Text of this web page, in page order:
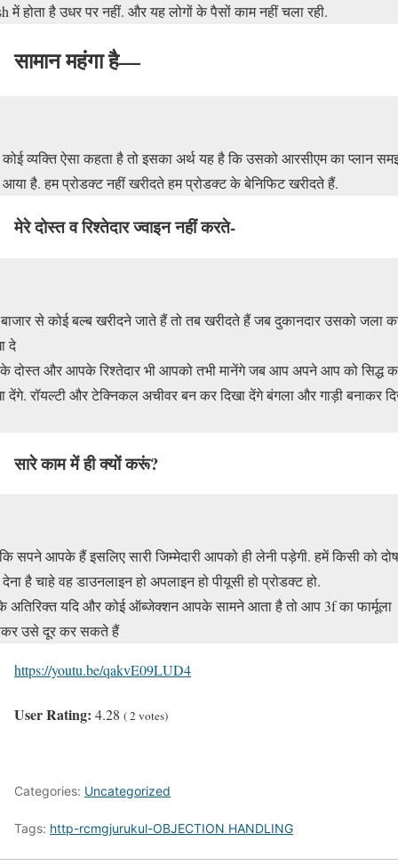
में होता है उधर पर नहीं. और यह लोगों के पैसों काम नहीं चला रही.
सामान महंगा है—
कोई व्यक्ति ऐसा कहता है तो इसका अर्थ यह है कि उसको आरसीएम का प्लान
आया है. हम प्रोडक्ट नहीं खरीदते हम प्रोडक्ट के बेनिफिट खरीदते हैं.
मेरे दोस्त व रिश्तेदार ज्वाइन नहीं करते-
से कोई बल्ब खरीदने जाते हैं तो तब खरीदते हैं जब दुकानदार उसको जला
दे
दोस्त और आपके रिश्तेदार भी आपको तभी मानेंगे जब आप अपने आप को सिद्ध
देंगे. रॉयल्टी और टेक्निकल अचीवर बन कर दिखा देंगे बंगला और गाड़ी बनाकर
सारे काम में ही क्यों करूं?
सपने आपके हैं इसलिए सारी जिम्मेदारी आपको ही लेनी पड़ेगी. हमें किसी को दोष
देना है चाहे वह डाउनलाइन हो अपलाइन हो पीयूसी हो प्रोडक्ट हो.
अतिरिक्त यदि और कोई ऑब्जेक्शन आपके सामने आता है तो आप 3f का फार्मूला
उसे दूर कर सकते हैं
https://youtu.be/qakvE09LUD4
User Rating: 4.28 (2votes)
Categories: Uncategorized
Tags: http-rcmgjurukul-OBJECTION HANDLING